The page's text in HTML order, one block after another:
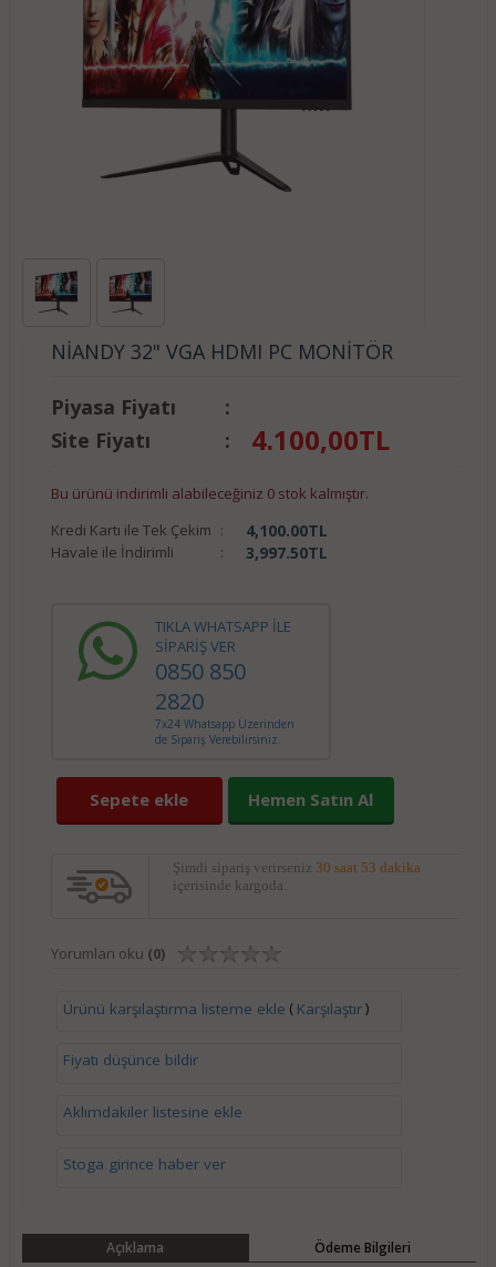
NİANDY 32" VGA HDMI PC MONİTÖR
Piyasa Fiyatı
:
Site Fiyatı
: 4.100,00TL
Bu ürünü indirimli alabileceğiniz 0 stok kalmıştır.
Kredi Kartı ile Tek Çekim : 4,100.00TL
Havale ile İndirimli : 3,997.50TL
TIKLA WHATSAPP İLE
SİPARİŞ VER
0850 850
2820
7x24 Whatsapp Üzerinden
de Sipariş Verebilirsiniz.
Sepete ekle Hemen Satın Al
Şimdi sipariş verirseniz 30 saat 53 dakika
içerisinde kargoda.
Yorumları oku (0)
Ürünü karşılaştırma listeme ekle ( Karşılaştır)
Fiyatı düşünce bildir
Aklımdakiler listesine ekle
Stoga girince haber ver
Açıklama
Ödeme Bilgileri